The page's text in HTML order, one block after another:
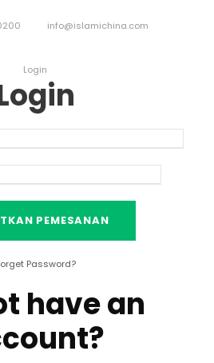
info@islamichina.com
Login
Password?
have an
?